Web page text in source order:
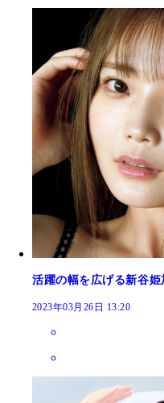
活躍の幅を広げる新谷姫
2023年03月26日 13:20